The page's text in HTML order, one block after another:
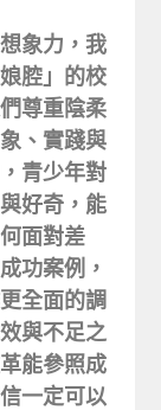
象力，我
腔」的校
尊重陰柔
、實踐與
青少年對
好奇，能
面對差
功案例，
全面的調
與不足之
能參照成
一定可以